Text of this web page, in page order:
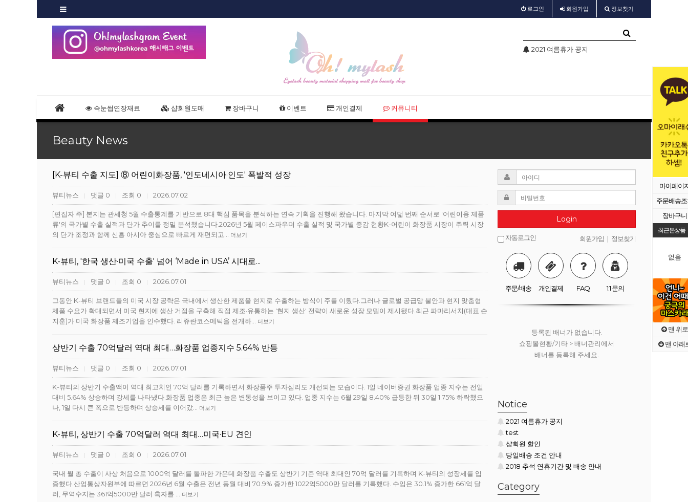
마이페이
주문배송
장바구니
최근본상품
없음
맨 위로
맨 아래
로그인 회원가입 정보찾기
test
속눈썹연장재료 샵회원도매 장바구니 이벤트 개인결제 커뮤니티
Beauty News
[K-뷰티 수출 지도] ⑧ 어린이화장품, '인도네시아·인도' 폭발적 성장
뷰티뉴스 | 댓글 0 | 조회 0 | 2026.07.02
[편집자 주] 본지는 관세청 5월 수출통계를 기반으로 8대 핵심 품목을 분석하는 연속 기획을 진행해 왔습니다. 마지막 여덟 번째 순서로 '어린이용 제품
류'의 국가별 수출 실적과 단가 추이를 정밀 분석했습니다.2026년 5월 페이스파우더 수출 실적 및 국가별 증감 현황K-어린이 화장품 시장이 주력 시장
의 단가 조정과 함께 신흥 아시아 중심으로 빠르게 재편되고…
더보기
K-뷰티, '한국 생산·미국 수출' 넘어 ‘Made in USA’ 시대로...
뷰티뉴스 | 댓글 0 | 조회 0 | 2026.07.01
그동안 K-뷰티 브랜드들의 미국 시장 공략은 국내에서 생산한 제품을 현지로 수출하는 방식이 주를 이뤘다.그러나 글로벌 공급망 불안과 현지 맞춤형
제품 수요가 확대되면서 미국 현지에 생산 거점을 구축해 직접 제조·유통하는 '현지 생산' 전략이 새로운 성장 모델이 제시됐다.최근 파마리서치(대표 손
지훈)가 미국 화장품 제조기업을 인수했다. 리쥬란코스메틱을 전개하…
더보기
상반기 수출 70억달러 역대 최대…화장품 업종지수 5.64% 반등
뷰티뉴스 | 댓글 0 | 조회 0 | 2026.07.01
K-뷰티의 상반기 수출액이 역대 최고치인 70억 달러를 기록하면서 화장품주 투자심리도 개선되는 모습이다. 1일 네이버증권 화장품 업종 지수는 전일
대비 5.64% 상승하며 강세를 나타냈다.화장품 업종은 최근 높은 변동성을 보이고 있다. 업종 지수는 6월 29일 8.40% 급등한 뒤 30일 1.75% 하락했으
나, 1일 다시 큰 폭으로 반등하며 상승세를 이어갔…
더보기
K-뷰티, 상반기 수출 70억달러 역대 최대…미국·EU 견인
뷰티뉴스 | 댓글 0 | 조회 0 | 2026.07.01
국내 월 총 수출이 사상 처음으로 1000억 달러를 돌파한 가운데 화장품 수출도 상반기 기준 역대 최대인 70억 달러를 기록하며 K-뷰티의 성장세를 입
증했다.산업통상자원부에 따르면 2026년 6월 수출은 전년 동월 대비 70.9% 증가한 1022억5000만 달러를 기록했다. 수입은 30.1% 증가한 661억 달
러, 무역수지는 361억5000만 달러 흑자를 …
더보기
Login
자동로그인 회원가입 | 정보찾기
주문/배송 개인결제 FAQ 1:1 문의
등록된 배너가 없습니다.
쇼핑몰현황/기타 > 배너관리에서
배너를 등록해 주세요.
등록된 배너가 없습니다.
쇼핑몰현황/기타 > 배너관리에서
배너를 등록해 주세요.
쇼핑몰현황/기타 > 배너관리에서
배너를 등록해 주세요.
Notice
2021 여름휴가 공지
test
샵회원 할인
당일배송 조건 안내
2018 추석 연휴기간 및 배송 안내
Category